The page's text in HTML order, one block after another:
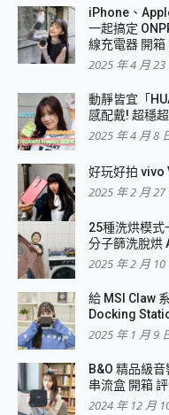
iPhone、
一起搞定
線充電器 開箱
2025 年 4 月 23
動靜皆宜「
感配戴! 超穩
2025 年 4 月 8
好玩好拍 vivo
2025 年 2 月 27
25種洗烘模
分子篩洗脫烘
2025 年 2 月 10
給 MSI Claw
Docking
2025 年 1 月 9
B&O 精品級
串流盒 開箱 評
2024 年 12 月